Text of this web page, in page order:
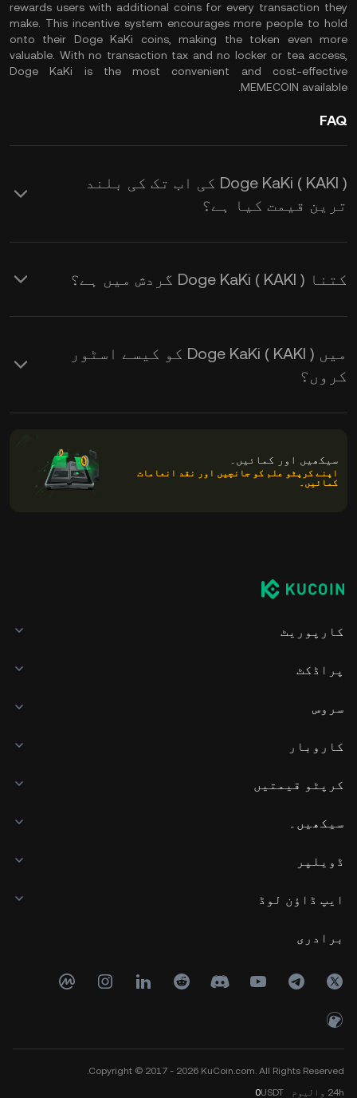
rewards users with additional coins for every transaction they
make. This incentive system encourages more people to hold
onto their Doge KaKi coins, making the token even more
valuable. With no transaction tax and no locker or tea access,
Doge KaKi is the most convenient and cost-effective
MEMECOIN available.
FAQ
Doge KaKi ( KAKI ) کی اب تک کی بلند
ترین قیمت کیا ہے؟
کتنا Doge KaKi ( KAKI ) گردش میں ہے؟
میں Doge KaKi ( KAKI ) کو کیسے اسٹور
کروں؟
سیکھیں اور کمائیں۔
اپنے کرپٹو علم کو جانچیں اور نقد انعامات
کمائیں۔
کارپوریٹ
پراڈکٹ
سروس
کاروبار
کرپٹو قیمتیں
سیکھیں۔
ڈویلپر
ایپ ڈاؤن لوڈ
برادری
Copyright © 2017 - 2026 KuCoin.com. All Rights Reserved.
24h والیوم 0USDT